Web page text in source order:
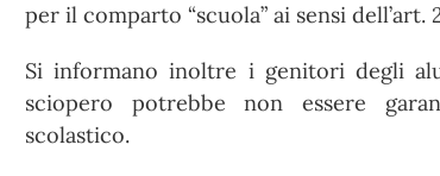
per il comparto “scuola” ai sensi dell’art.
Si informano inoltre i genitori degli
sciopero potrebbe non essere
scolastico.